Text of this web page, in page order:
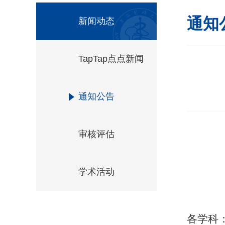
新闻动态
TapTap点点新闻
通知公告
审核评估
学术活动
通知
各学科